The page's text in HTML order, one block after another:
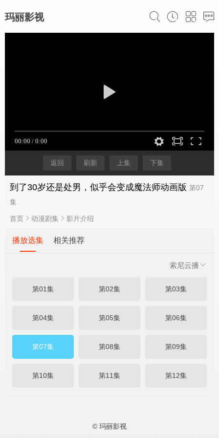
玛丽影视
返回 刷新 上集 下集
到了30岁还是处男，似乎会变成魔法师动画版 第07
集
首页 动漫剧集 影片介绍
播放选集 相关推荐
索尼云播
第01集 第02集 第03集
第04集 第05集 第06集
第07集 第08集 第09集
第10集 第11集 第12集
© 玛丽影视